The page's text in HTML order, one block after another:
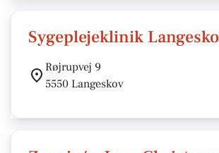
Sygeplejeklinik
Røjrupvej 9
5550 Langeskov